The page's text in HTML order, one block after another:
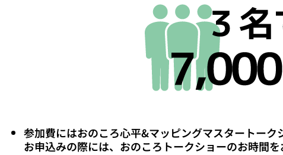
参加費にはおのころ心平&マッピングマスタートーク
お申込みの際には、おのころトークショーのお時間を